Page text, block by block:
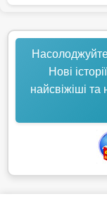
Нові
найсвіжіші та